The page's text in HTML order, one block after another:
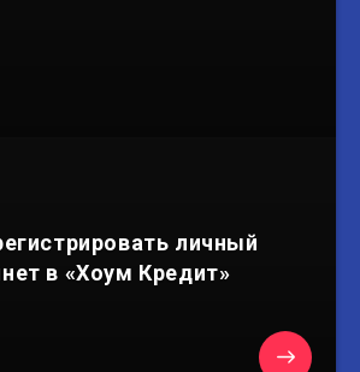
личный
в «Хоум Кредит»